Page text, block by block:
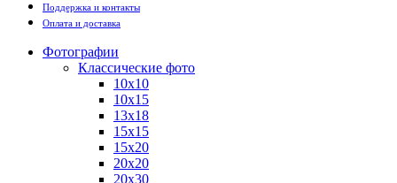
Поддержка и контакты
Оплата и доставка
Фотографии
Классические фото
10х10
10х15
13х18
15х15
15х20
20х20
20х30